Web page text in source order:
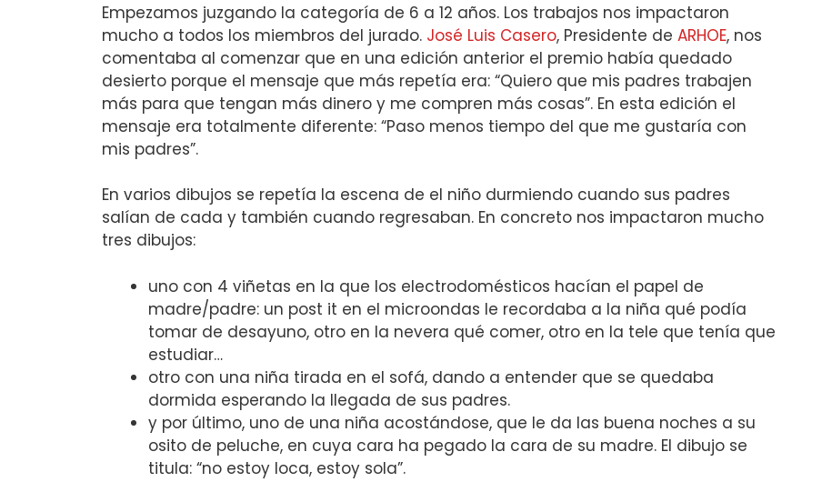
Empezamos juzgando la categoría de 6 a 12 años. Los trabajos nos impactaron
mucho a todos los miembros del jurado. José Luis Casero, Presidente de ARHOE, nos
comentaba al comenzar que en una edición anterior el premio había quedado
desierto porque el mensaje que más repetía era: “Quiero que mis padres trabajen
más para que tengan más dinero y me compren más cosas”. En esta edición el
mensaje era totalmente diferente: “Paso menos tiempo del que me gustaría con
mis padres”.
En varios dibujos se repetía la escena de el niño durmiendo cuando sus padres
salían de cada y también cuando regresaban. En concreto nos impactaron mucho
tres dibujos:
uno con 4 viñetas en la que los electrodomésticos hacían el papel de
madre/padre: un post it en el microondas le recordaba a la niña qué podía
tomar de desayuno, otro en la nevera qué comer, otro en la tele que tenía que
estudiar…
otro con una niña tirada en el sofá, dando a entender que se quedaba
dormida esperando la llegada de sus padres.
y por último, uno de una niña acostándose, que le da las buena noches a su
osito de peluche, en cuya cara ha pegado la cara de su madre. El dibujo se
titula: “no estoy loca, estoy sola”.